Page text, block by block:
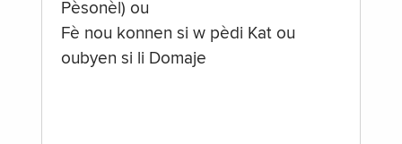
Pèsonèl) ou
Fè nou konnen si w pèdi Kat ou
oubyen si li Domaje